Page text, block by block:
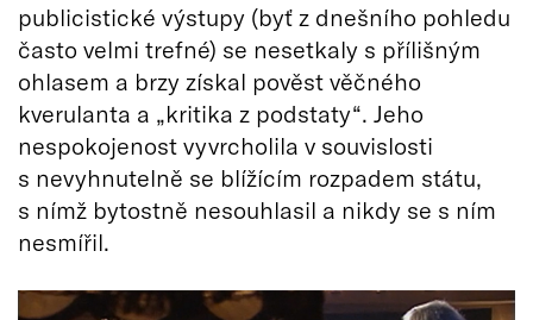
publicistické výstupy (byť z dnešního pohledu
často velmi trefné) se nesetkaly s přílišným
ohlasem a brzy získal pověst věčného
kverulanta a „kritika z podstaty“. Jeho
nespokojenost vyvrcholila v souvislosti
s nevyhnutelně se blížícím rozpadem státu,
s nímž bytostně nesouhlasil a nikdy se s ním
nesmířil.